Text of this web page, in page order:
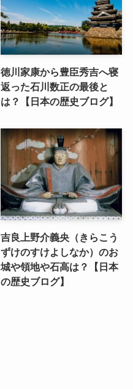
徳川家康から豊臣秀吉へ寝
返った石川数正の最後と
は？【日本の歴史ブログ】
吉良上野介義央（きらこう
ずけのすけよしなか）のお
城や領地や石高は？【日本
の歴史ブログ】